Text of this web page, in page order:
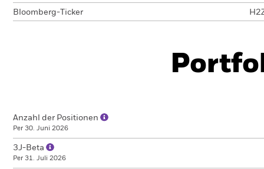
Bloomberg-Ticker
Anzahl der Positionen
Per 30. Juni 2026
3J-Beta
Per 31. Juli 2026